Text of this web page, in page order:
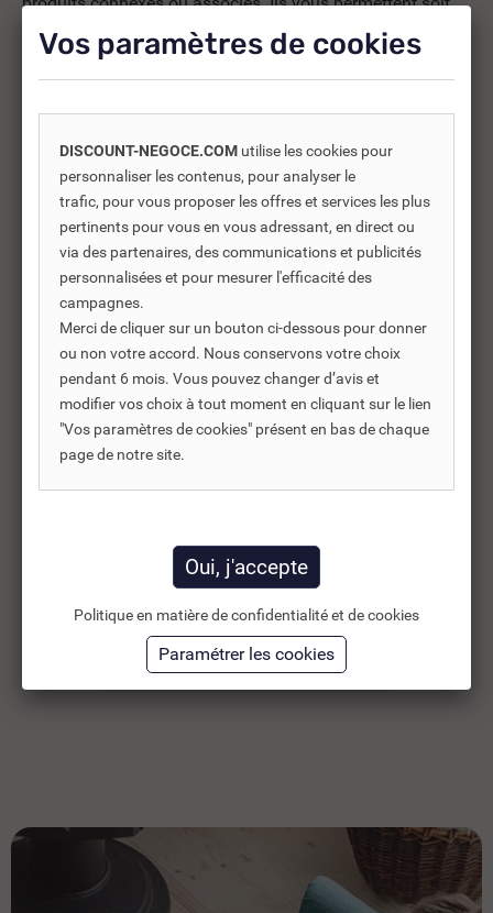
d’améliorer l’utilisation soit répondre à des besoins
supplémentaires.
-30%
609452
28,88 € TTC 41,26 €
24,07 €HT
Ajouter au panier
Vos paramètres de cookies
DISCOUNT-NEGOCE.COM utilise les cookies pour
personnaliser les contenus, pour analyser le
trafic, pour vous proposer les offres et services les plus
pertinents pour vous en vous adressant, en direct ou
via des partenaires, des communications et publicités
personnalisées et pour mesurer l'efficacité des
campagnes.
Merci de cliquer sur un bouton ci-dessous pour donner
ou non votre accord. Nous conservons votre choix
pendant 6 mois. Vous pouvez changer d’avis et
modifier vos choix à tout moment en cliquant sur le lien
"Vos paramètres de cookies" présent en bas de chaque
page de notre site.
Politique en matière de confidentialité et de cookies